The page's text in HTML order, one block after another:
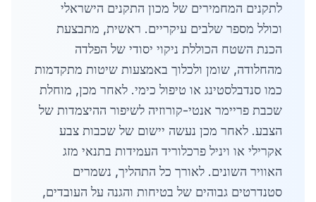
לתקנים המחמירים של מכון התקנים הישראלי
וכולל מספר שלבים עיקריים. ראשית, מתבצעת
הכנת השטח הכוללת ניקוי יסודי של הפלדה
מהחלודה, שומן ולכלוך באמצעות שיטות מתקדמות
כמו סנדבלסטינג או טיפול כימי. לאחר מכן, מוחלת
שכבת פריימר אנטי-קורוזיה לשיפור ההיצמדות של
הצבע. לאחר מכן נעשה יישום של שכבות צבע
אקרילי או ויניל פרכלוריד העמידות בתנאי מזג
האוויר השונים. לאורך כל התהליך, נשמרים
סטנדרטים גבוהים של בטיחות והגנה על העובדים,